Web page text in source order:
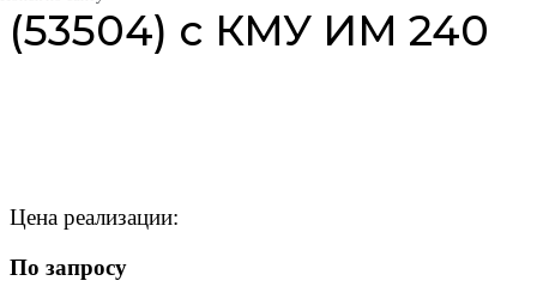
(53504) с КМУ ИМ 240
Цена реализации:
По запросу